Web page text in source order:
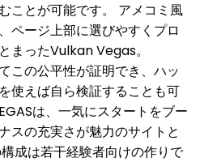
ことが可能です。 アメコミ風
ページ上部に選びやすくプロ
まったVulkan Vegas。
この公平性が証明でき、ハッ
使えば自ら検証することも可
は、一気にスタートをブー
スの充実さが魅力のサイトと
成は若干経験者向けの作りで